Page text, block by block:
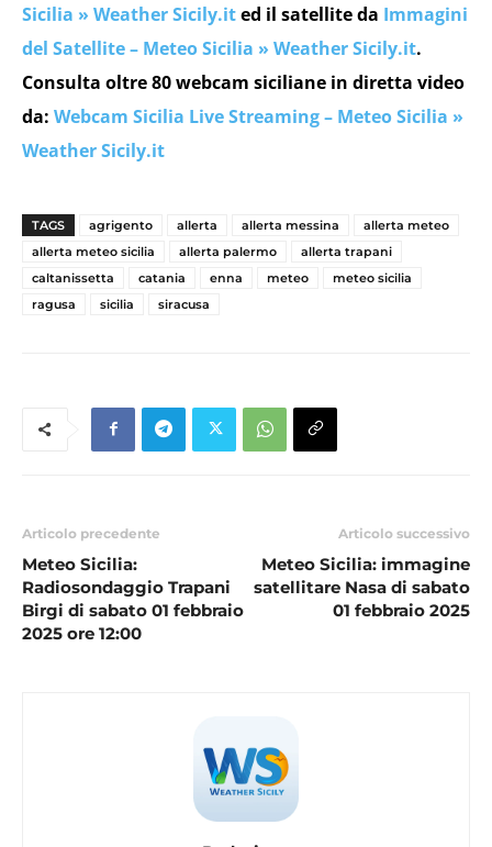
Sicilia » Weather Sicily.ited il satellite da Immagini
del Satellite – Meteo Sicilia » Weather Sicily.it.
Consulta oltre 80 webcam siciliane in diretta video
da: Webcam Sicilia Live Streaming – Meteo Sicilia »
Weather Sicily.it
TAGS agrigento allerta allerta messina
allerta meteo
allerta meteo sicilia
allerta palermo
allerta trapani
caltanissetta
catania enna meteo
meteo sicilia
ragusa
sicilia siracusa
Articolo precedente
Meteo Sicilia:
Radiosondaggio Trapani
Birgi di sabato 01 febbraio
2025 ore 12:00
Articolo successivo
Meteo Sicilia: immagine
satellitare Nasa di sabato
01 febbraio 2025